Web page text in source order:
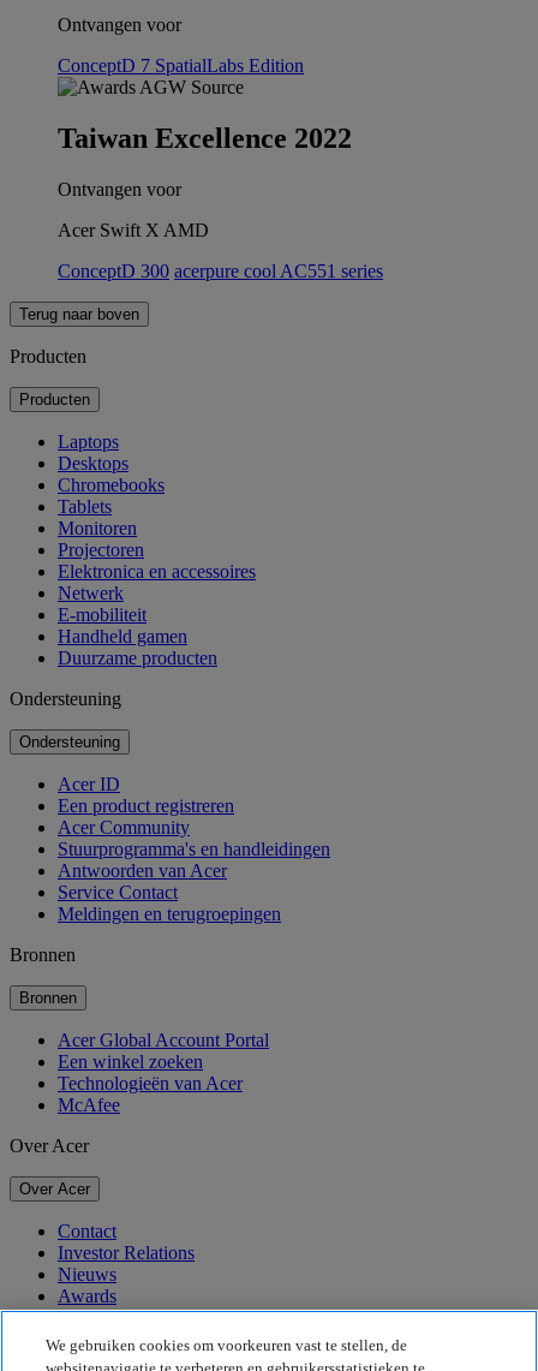
Ontvangen voor
ConceptD 7 SpatialLabs Edition
Taiwan Excellence 2022
Ontvangen voor
Acer Swift X AMD
ConceptD 300 acerpure cool AC551 series
Terug naar boven
Producten
Producten
Laptops
Desktops
Chromebooks
Tablets
Monitoren
Projectoren
Elektronica en accessoires
Netwerk
E-mobiliteit
Handheld gamen
Duurzame producten
Ondersteuning
Ondersteuning
Acer ID
Een product registreren
Acer Community
Stuurprogramma's en handleidingen
Antwoorden van Acer
Service Contact
Meldingen en terugroepingen
Bronnen
Bronnen
Acer Global Account Portal
Een winkel zoeken
Technologieën van Acer
McAfee
Over Acer
Over Acer
Contact
Investor Relations
Nieuws
Awards
Evenementen
Duurzaamheid
We gebruiken cookies om voorkeuren vast te stellen, de